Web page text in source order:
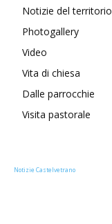
Notizie del territorio
Photogallery
Video
Vita di chiesa
Dalle parrocchie
Visita pastorale
Notizie Castelvetrano